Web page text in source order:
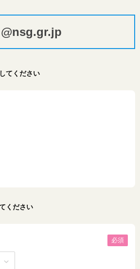
@nsg.gr.jp
てください
ください
必須